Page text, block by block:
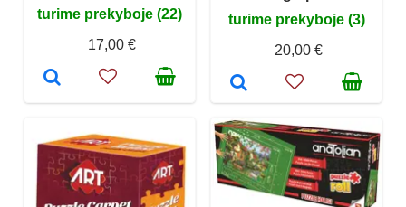
turime prekyboje (22)
17,00 €
turime prekyboje (3)
20,00 €